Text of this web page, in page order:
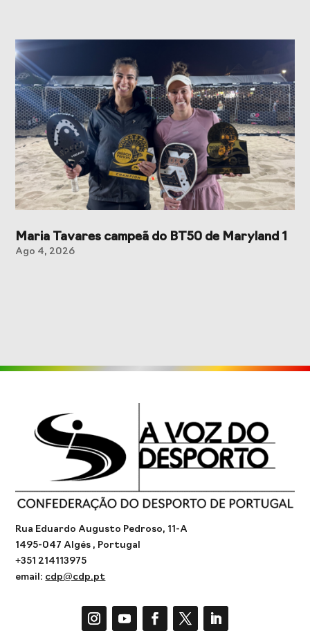
Maria Tavares campeã do BT50 de Maryland 1
Ago 4, 2026
Rua Eduardo Augusto Pedroso, 11-A
1495-047 Algés , Portugal
+351 214113975
email: cdp@cdp.pt